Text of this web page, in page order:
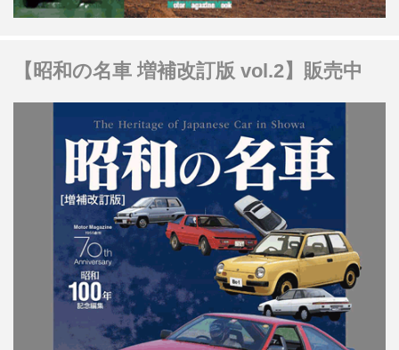
【昭和の名車 増補改訂版 vol.2】販売中